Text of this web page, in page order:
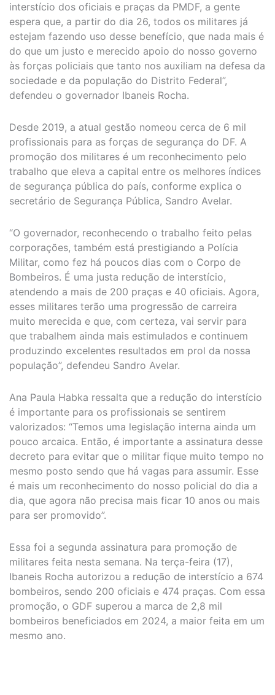
interstício dos oficiais e praças da PMDF, a gente
espera que, a partir do dia 26, todos os militares já
estejam fazendo uso desse benefício, que nada mais é
do que um justo e merecido apoio do nosso governo
às forças policiais que tanto nos auxiliam na defesa da
sociedade e da população do Distrito Federal”,
defendeu o governador Ibaneis Rocha.
Desde 2019, a atual gestão nomeou cerca de 6 mil
profissionais para as forças de segurança do DF. A
promoção dos militares é um reconhecimento pelo
trabalho que eleva a capital entre os melhores índices
de segurança pública do país, conforme explica o
secretário de Segurança Pública, Sandro Avelar.
“O governador, reconhecendo o trabalho feito pelas
corporações, também está prestigiando a Polícia
Militar, como fez há poucos dias com o Corpo de
Bombeiros. É uma justa redução de interstício,
atendendo a mais de 200 praças e 40 oficiais. Agora,
esses militares terão uma progressão de carreira
muito merecida e que, com certeza, vai servir para
que trabalhem ainda mais estimulados e continuem
produzindo excelentes resultados em prol da nossa
população”, defendeu Sandro Avelar.
Ana Paula Habka ressalta que a redução do interstício
é importante para os profissionais se sentirem
valorizados: “Temos uma legislação interna ainda um
pouco arcaica. Então, é importante a assinatura desse
decreto para evitar que o militar fique muito tempo no
mesmo posto sendo que há vagas para assumir. Esse
é mais um reconhecimento do nosso policial do dia a
dia, que agora não precisa mais ficar 10 anos ou mais
para ser promovido”.
Essa foi a segunda assinatura para promoção de
militares feita nesta semana. Na terça-feira (17),
Ibaneis Rocha autorizou a redução de interstício a 674
bombeiros, sendo 200 oficiais e 474 praças. Com essa
promoção, o GDF superou a marca de 2,8 mil
bombeiros beneficiados em 2024, a maior feita em um
mesmo ano.